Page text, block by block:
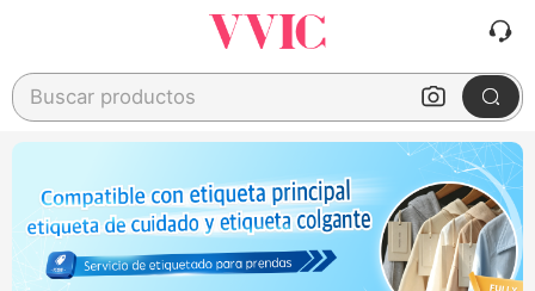
Buscar productos